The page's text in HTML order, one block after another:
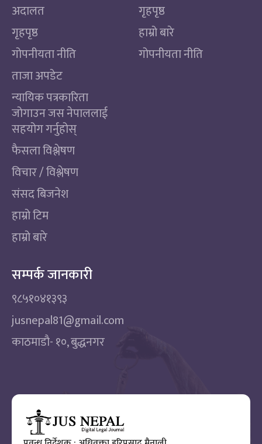
अदालत
गृहपृष्ठ
गोपनीयता नीति
ताजा अपडेट
न्यायिक पत्रकारिता
जोगाउन जस नेपाललाई
सहयोग गर्नुहोस्
फैसला विश्लेषण
विचार / विश्लेषण
संसद बिजनेश
हाम्रो टिम
हाम्रो बारे
गृहपृष्ठ
हाम्रो बारे
गोपनीयता नीति
सम्पर्क जानकारी
९८५१०४१३९३
jusnepal81@gmail.com
काठमाडाै‌- १०, बुद्धनगर